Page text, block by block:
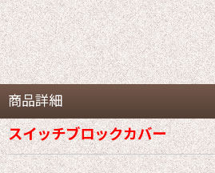
商品詳細
スイッチブロックカバー